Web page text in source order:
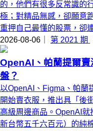
的，他們有很多反常識的
極；對精品無感，卻願意
重押自己最懂的股票，卻
2026-08-06｜ 第 2021 期
OpenAI、帕蘭提爾
盤？
以OpenAI、Figma、帕蘭
開始賣衣服，推出具「後
高級周邊商品。OpenAI
新台幣五千六百元）的純